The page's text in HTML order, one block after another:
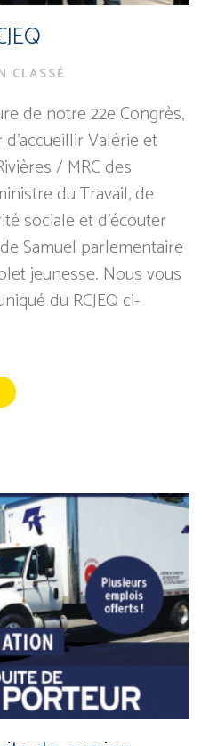
CLASSÉ
de notre 22e Congrès,
Valérie et
/ MRC des
du Travail, de
sociale et d'écouter
Samuel parlementaire
jeunesse. Nous vous
du RCJEQ ci-